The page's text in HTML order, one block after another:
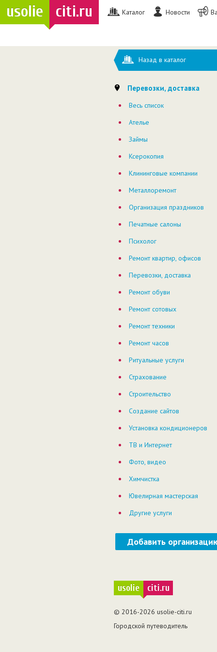
usolie citi.ru Каталог Новости
Назад в каталог
Перевозки, доставка
Весь список
Ателье
Займы
Ксерокопия
Клининговые компании
Металлоремонт
Организация праздников
Печатные салоны
Психолог
Ремонт квартир, офисов
Перевозки, доставка
Ремонт обуви
Ремонт сотовых
Ремонт техники
Ремонт часов
Ритуальные услуги
Страхование
Строительство
Создание сайтов
Установка кондиционеров
ТВ и Интернет
Фото, видео
Химчистка
Ювелирная мастерская
Другие услуги
Добавить
usolie citi.ru
© 2016-2026 usolie-citi.ru
Городской путеводитель